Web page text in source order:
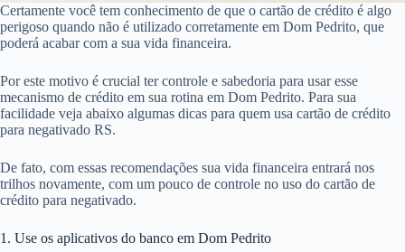
Certamente você tem conhecimento de que o cartão de crédito é algo
perigoso quando não é utilizado corretamente em Dom Pedrito, que
poderá acabar com a sua vida financeira.
Por este motivo é crucial ter controle e sabedoria para usar esse
mecanismo de crédito em sua rotina em Dom Pedrito. Para sua
facilidade veja abaixo algumas dicas para quem usa cartão de crédito
para negativado RS.
De fato, com essas recomendações sua vida financeira entrará nos
trilhos novamente, com um pouco de controle no uso do cartão de
crédito para negativado.
1. Use os aplicativos do banco em Dom Pedrito